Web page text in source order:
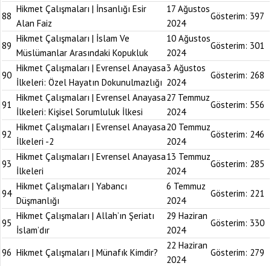
88
Hikmet Çalışmaları | İnsanlığı Esir
Alan Faiz
17 Ağustos
2024
Gösterim: 397
89
Hikmet Çalışmaları | İslam Ve
Müslümanlar Arasındaki Kopukluk
10 Ağustos
2024
Gösterim: 301
90
Hikmet Çalışmaları | Evrensel Anayasa
İlkeleri: Özel Hayatın Dokunulmazlığı
3 Ağustos
2024
Gösterim: 268
91
Hikmet Çalışmaları | Evrensel Anayasa
İlkeleri: Kişisel Sorumluluk İlkesi
27 Temmuz
2024
Gösterim: 556
92
Hikmet Çalışmaları | Evrensel Anayasa
İlkeleri -2
20 Temmuz
2024
Gösterim: 246
93
Hikmet Çalışmaları | Evrensel Anayasa
İlkeleri
13 Temmuz
2024
Gösterim: 285
94
Hikmet Çalışmaları | Yabancı
Düşmanlığı
6 Temmuz
2024
Gösterim: 221
95
Hikmet Çalışmaları | Allah’ın Şeriatı
İslam’dır
29 Haziran
2024
Gösterim: 330
96 Hikmet Çalışmaları | Münafık Kimdir?
22 Haziran
2024
Gösterim: 279